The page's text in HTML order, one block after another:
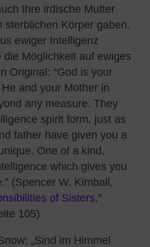
Ihre irdische Mutter
sterblichen Körper gaben.
ewiger Intelligenz
Möglichkeit auf ewiges
Original: “God is your
and your Mother in
any measure. They
spirit form, just as
father have given you a
One of a kind,
which gives you
(Spencer W. Kimball,
of Sisters,”
105)
„Sind im Himmel